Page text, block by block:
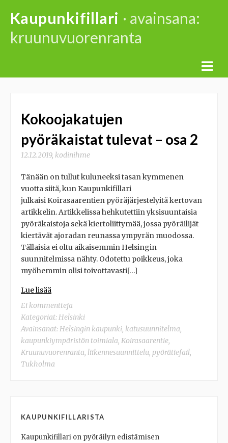
content
Kaupunkifillari · avainsana:
kruunuvuorenranta
Kokoojakatujen
pyöräkaistat tulevat – osa 2
12.12.2019, kodinihme
Tänään on tullut kuluneeksi tasan kymmenen
vuotta siitä, kun Kaupunkifillari
julkaisi Koirasaarentien pyöräjärjestelyitä kertovan
artikkelin. Artikkelissa hehkutettiin yksisuuntaisia
pyöräkaistoja sekä kiertoliittymää, jossa pyöräilijät
kiertävät ajoradan reunassa ympyrän muodossa.
Tällaisia ei oltu aikaisemmin Helsingin
suunnitelmissa nähty. Odotettu poikkeus, joka
myöhemmin olisi toivottavasti[…]
Lue lisää
Ei kommentteja
Kategoriat:Helsinki
Avainsanat:Helsingin kaupunki, katusuunnitelma,
kaupunkiympäristön toimiala, Koirasaarentie,
Kruunuvuorenranta, liikennesuunnittelu, pyörätiefail,
Tukholma
KAUPUNKIFILLARISTA
Kaupunkifillari on pyöräilyn edistämisen